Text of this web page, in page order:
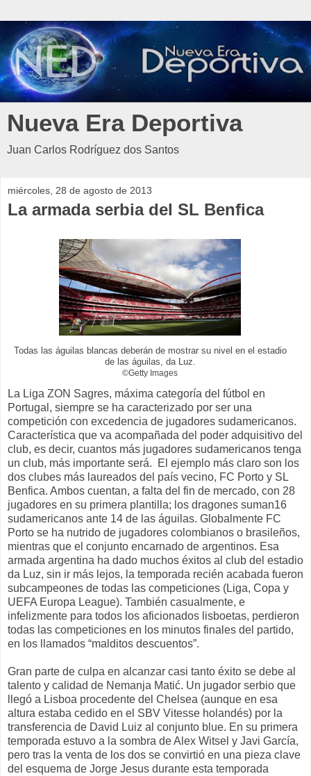
Nueva Era Deportiva
Juan Carlos Rodríguez dos Santos
miércoles, 28 de agosto de 2013
La armada serbia del SL Benfica
Todas las águilas blancas deberán de mostrar su nivel en el estadio
de las águilas, da Luz.
©Getty Images
La Liga ZON Sagres, máxima categoría del fútbol en
Portugal, siempre se ha caracterizado por ser una
competición con excedencia de jugadores sudamericanos.
Característica que va acompañada del poder adquisitivo del
club, es decir, cuantos más jugadores sudamericanos tenga
un club, más importante será. El ejemplo más claro son los
dos clubes más laureados del país vecino, FC Porto y SL
Benfica. Ambos cuentan, a falta del fin de mercado, con 28
jugadores en su primera plantilla; los dragones suman16
sudamericanos ante 14 de las águilas. Globalmente FC
Porto se ha nutrido de jugadores colombianos o brasileños,
mientras que el conjunto encarnado de argentinos. Esa
armada argentina ha dado muchos éxitos al club del estadio
da Luz, sin ir más lejos, la temporada recién acabada fueron
subcampeones de todas las competiciones (Liga, Copa y
UEFA Europa League). También casualmente, e
infelizmente para todos los aficionados lisboetas, perdieron
todas las competiciones en los minutos finales del partido,
en los llamados “malditos descuentos”.
Gran parte de culpa en alcanzar casi tanto éxito se debe al
talento y calidad de Nemanja Matić. Un jugador serbio que
llegó a Lisboa procedente del Chelsea (aunque en esa
altura estaba cedido en el SBV Vitesse holandés) por la
transferencia de David Luiz al conjunto blue. En su primera
temporada estuvo a la sombra de Alex Witsel y Javi García,
pero tras la venta de los dos se convirtió en una pieza clave
del esquema de Jorge Jesus durante esta temporada